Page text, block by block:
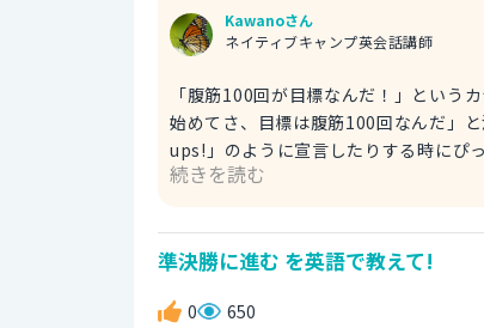
Kawanoさん
ネイティブキャンプ英会話講師
「腹筋100回が目標なんだ！」というカジュアルで意欲
始めてさ、目標は腹筋100回なんだ」
ups!」のように宣言したりする時にぴったりです。 My goal is to do 100 sit-ups a
を目標にしてるんだ。 ちなみに、「I'm aiming for 100 sit-ups.」は「腹筋100回を目指してるんだ」という感
いる途中なんだ、というニュアンスで気軽に使える便利
exercise," and I want to reply, "I'm aiming for 100 sit-ups."
続きを読む
準決勝に進む を英語で教えて!
0 650